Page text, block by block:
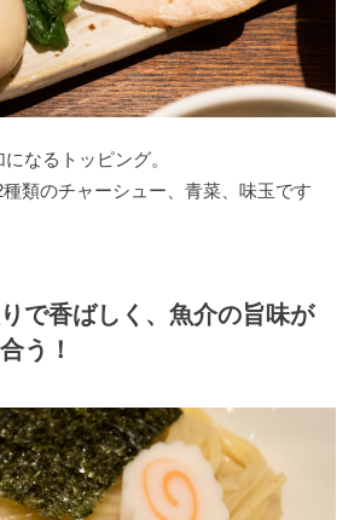
なるトッピング。
類のチャーシュー、青菜、味玉です
で香ばしく、魚介の旨味が
う！